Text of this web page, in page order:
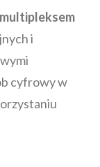
multipleksem
i
cyfrowy w